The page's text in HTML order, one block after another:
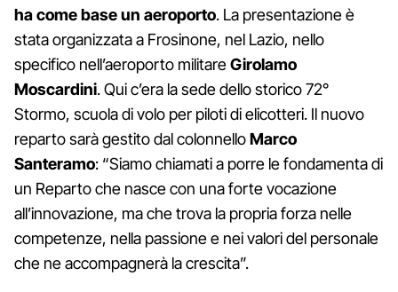
ha come base un aeroporto. La presentazione è
stata organizzata a Frosinone, nel Lazio, nello
specifico nell’aeroporto militareGirolamo
Moscardini. Qui c’era la sede dello storico 72°
Stormo, scuola di volo per piloti di elicotteri. Il nuovo
reparto sarà gestito dal colonnelloMarco
Santeramo: “Siamo chiamati a porre le fondamenta di
un Reparto che nasce con una forte vocazione
all’innovazione, ma che trova la propria forza nelle
competenze, nella passione e nei valori del personale
che ne accompagnerà la crescita”.